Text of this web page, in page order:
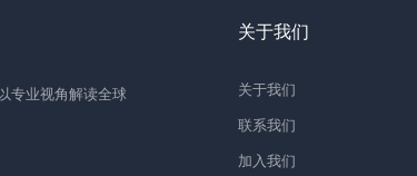
专业视角解读全球
关于我们
关于我们
联系我们
加入我们